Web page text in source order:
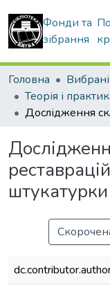
Фонди та
зібрання
Головна
штукатурки